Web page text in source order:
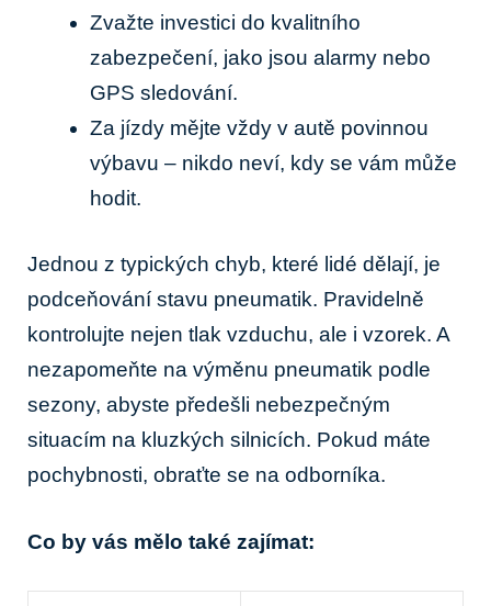
Zvažte investici​ do kvalitního
zabezpečení, jako jsou alarmy nebo
GPS sledování.
Za jízdy mějte vždy v autě povinnou
výbavu – nikdo neví,‌ kdy se vám může
hodit.
Jednou z typických chyb, které lidé dělají, je
podceňování⁤ stavu ⁢pneumatik. Pravidelně
‌kontrolujte nejen tlak vzduchu, ale i vzorek. A
nezapomeňte na ​výměnu pneumatik podle
sezony, abyste předešli nebezpečným
situacím na kluzkých silnicích. Pokud máte​
pochybnosti, obraťte se na odborníka.
Co by‍ vás mělo také zajímat: